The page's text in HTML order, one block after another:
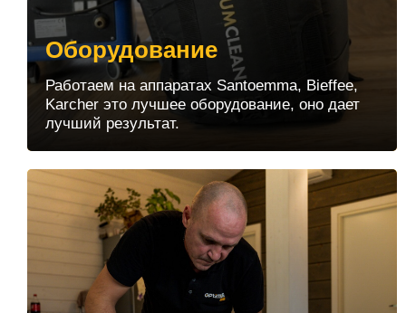
Оборудование
Работаем на аппаратах Santoemma, Bieffee,
Karcher это лучшее оборудование, оно дает
лучший результат.